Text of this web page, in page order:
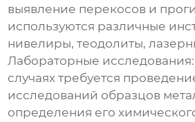
выявление перекосов и
используются различные
нивелиры, теодолиты,
Лабораторные исследования:
случаях требуется
исследований образцов
определения его